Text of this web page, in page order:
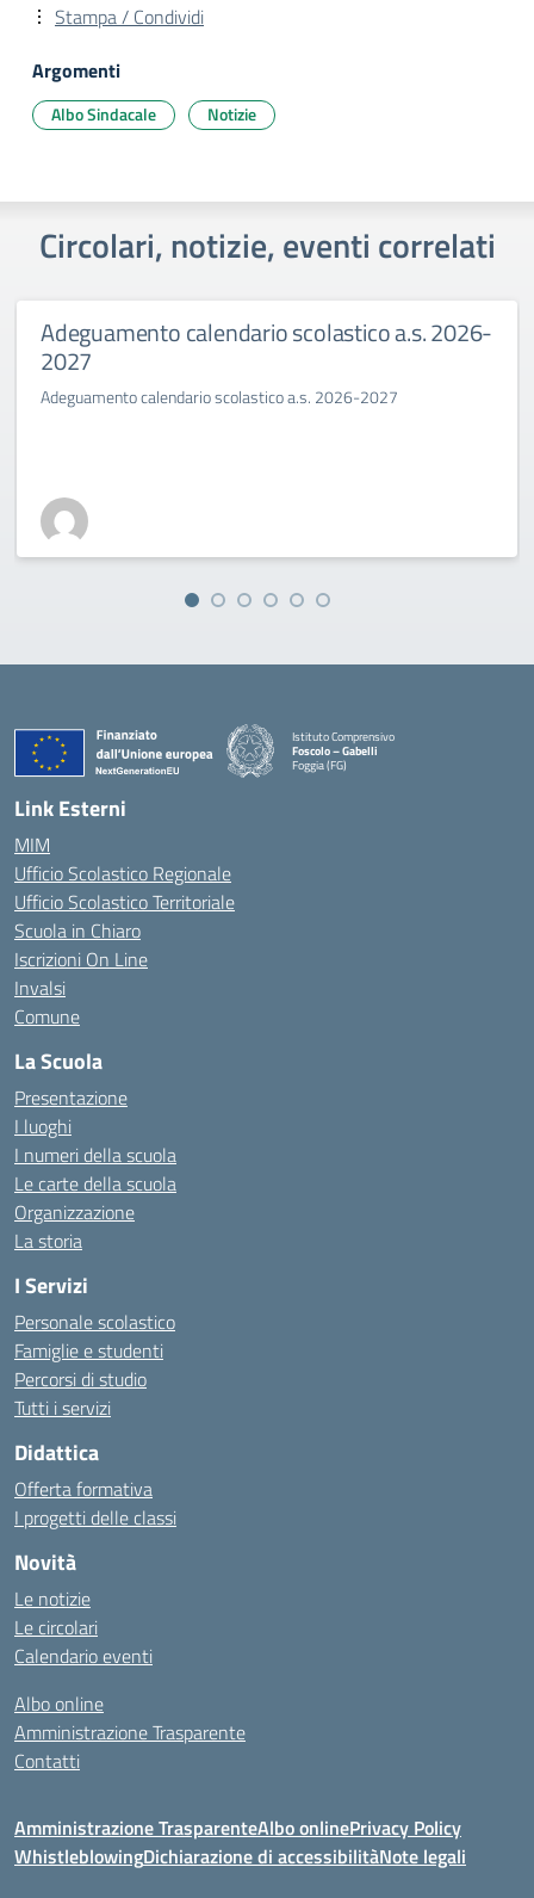
Stampa / Condividi
Argomenti
Albo Sindacale Notizie
Circolari, notizie, eventi correlati
Adeguamento calendario scolastico a.s. 2026-
2027
Adeguamento calendario scolastico a.s. 2026-2027
Istituto Comprensivo
Foscolo – Gabelli
Foggia (FG)
— Visita la pagina iniziale della scuola
Link Esterni
MIM
Ufficio Scolastico Regionale
Ufficio Scolastico Territoriale
Scuola in Chiaro
Iscrizioni On Line
Invalsi
Comune
La Scuola
Presentazione
I luoghi
I numeri della scuola
Le carte della scuola
Organizzazione
La storia
I Servizi
Personale scolastico
Famiglie e studenti
Percorsi di studio
Tutti i servizi
Didattica
Offerta formativa
I progetti delle classi
Novità
Le notizie
Le circolari
Calendario eventi
Albo online
Amministrazione Trasparente
Contatti
Amministrazione TrasparenteAlbo onlinePrivacy Policy
WhistleblowingDichiarazione di accessibilitàNote legali